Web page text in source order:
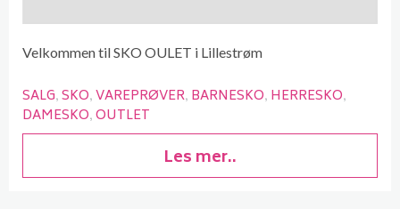
Velkommen til SKO OULET i Lillestrøm
SALG SKO VAREPRØVER BARNESKO HERRESKO
DAMESKO OUTLET
Les mer..